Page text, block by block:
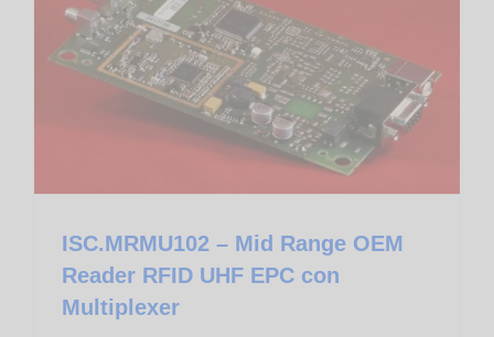
ISC.MRMU102 – Mid Range OEM
Reader RFID UHF EPC con
Multiplexer